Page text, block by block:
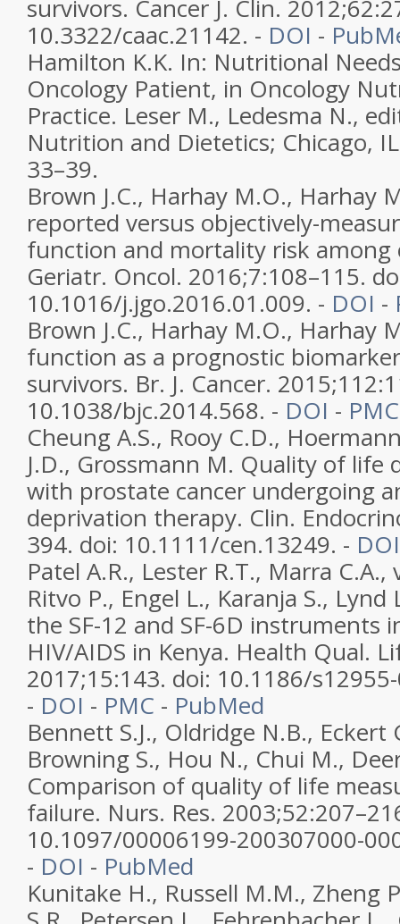
survivors. Cancer J. Clin.
10.3322/caac.21142. - DOI -
Hamilton K.K. In: Nutritional
Oncology Patient, in Oncology
Practice. Leser M., Ledesma N.,
Nutrition and Dietetics; Chicago,
33–39.
Brown J.C., Harhay M.O., Harhay
reported versus objectively-
function and mortality risk among
Geriatr. Oncol. 2016;7:108–115.
10.1016/j.jgo.2016.01.009. - DOI -
Brown J.C., Harhay M.O., Harhay
function as a prognostic
survivors. Br. J. Cancer.
10.1038/bjc.2014.568. - DOI -
Cheung A.S., Rooy C.D.,
J.D., Grossmann M. Quality of life
with prostate cancer undergoing
deprivation therapy. Clin.
394. doi: 10.1111/cen.13249. -
Patel A.R., Lester R.T., Marra
Ritvo P., Engel L., Karanja S.,
the SF-12 and SF-6D instruments
HIV/AIDS in Kenya. Health Qual.
2017;15:143. doi: 10.1186/
- DOI - PMC - PubMed
Bennett S.J., Oldridge N.B., Eckert
Browning S., Hou N., Chui M.,
Comparison of quality of life
failure. Nurs. Res.
10.1097/00006199-200307000-
- DOI - PubMed
Kunitake H., Russell M.M., Zheng